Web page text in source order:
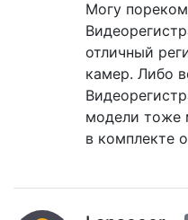
Могу
отличный
камер. Либо
модели тоже
в комплекте